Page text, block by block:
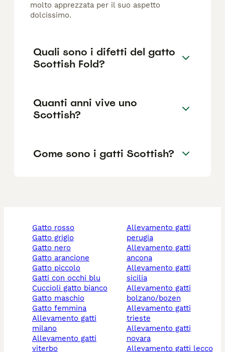
molto apprezzata per il suo aspetto
dolcissimo.
Quali sono i difetti del gatto
Scottish Fold?
Quanti anni vive uno
Scottish?
Come sono i gatti Scottish?
gatto rosso
gatto grigio
gatto nero
gatto arancione
gatto piccolo
gatti con occhi blu
cuccioli gatto bianco
gatto maschio
gatto femmina
allevamento gatti
milano
allevamento gatti
viterbo
allevamento gatti
perugia
allevamento gatti
ancona
allevamento gatti
sicilia
allevamento gatti
bolzano/bozen
allevamento gatti
trieste
allevamento gatti
novara
allevamento gatti lecco